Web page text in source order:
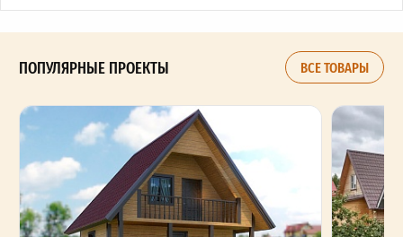
ПОПУЛЯРНЫЕ ПРОЕКТЫ ВСЕ ТОВАРЫ